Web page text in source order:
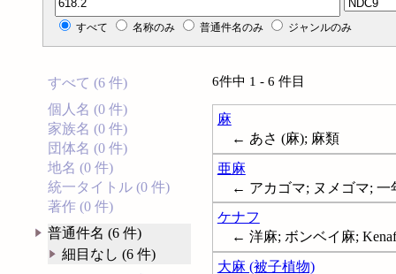
すべて 名称のみ 普通件名のみ ジャンルのみ
すべて (6 件)
個人名 (0 件)
家族名 (0 件)
団体名 (0 件)
地名 (0 件)
統一タイトル (0 件)
著作 (0 件)
普通件名 (6 件)
細目なし (6 件)
6件中 1 - 6 件目
麻
← あさ (麻); 麻類
亜麻
← アカゴマ; ヌメゴマ; 一
ケナフ
← 洋麻; ボンベイ麻; Kenaf
大麻 (被子植物)